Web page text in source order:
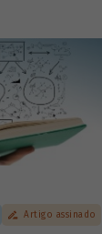
Artigo assinado